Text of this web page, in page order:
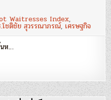
Waitresses Index,
โชติชัย สุวรรณาภรณ์, เศรษฐกิจ
นห…